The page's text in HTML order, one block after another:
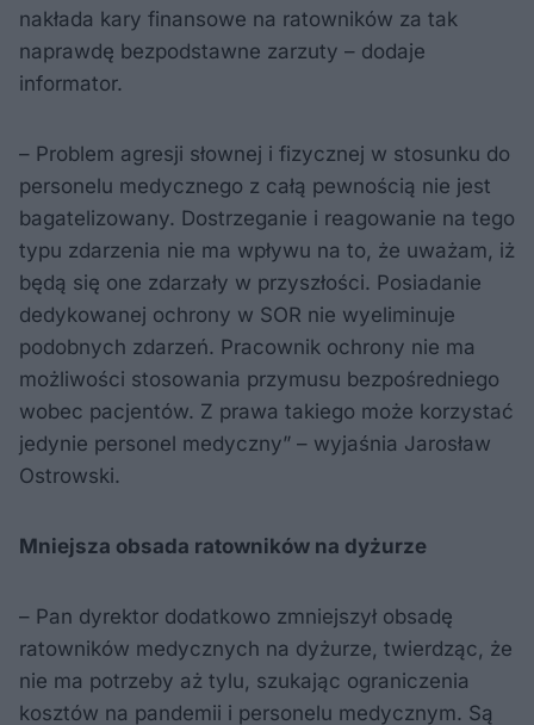
nakłada kary finansowe na ratowników za tak
naprawdę bezpodstawne zarzuty – dodaje
informator.
– Problem agresji słownej i fizycznej w stosunku do
personelu medycznego z całą pewnością nie jest
bagatelizowany. Dostrzeganie i reagowanie na tego
typu zdarzenia nie ma wpływu na to, że uważam, iż
będą się one zdarzały w przyszłości. Posiadanie
dedykowanej ochrony w SOR nie wyeliminuje
podobnych zdarzeń. Pracownik ochrony nie ma
możliwości stosowania przymusu bezpośredniego
wobec pacjentów. Z prawa takiego może korzystać
jedynie personel medyczny” – wyjaśnia Jarosław
Ostrowski.
Mniejsza obsada ratowników na dyżurze
– Pan dyrektor dodatkowo zmniejszył obsadę
ratowników medycznych na dyżurze, twierdząc, że
nie ma potrzeby aż tylu, szukając ograniczenia
kosztów na pandemii i personelu medycznym. Są